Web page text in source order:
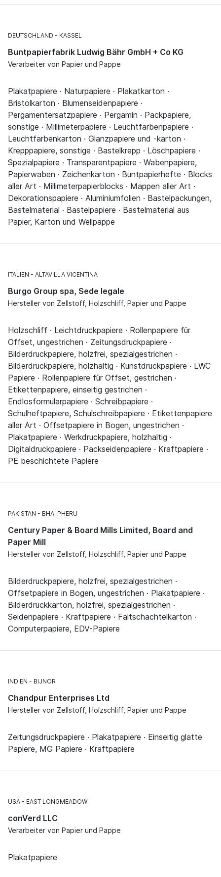
DEUTSCHLAND KASSEL
Buntpapierfabrik Ludwig Bähr GmbH + Co KG
Verarbeiter von Papier und Pappe
Plakatpapiere · Naturpapiere · Plakatkarton ·
Bristolkarton · Blumenseidenpapiere ·
Pergamentersatzpapiere · Pergamin · Packpapiere,
sonstige · Millimeterpapiere · Leuchtfarbenpapiere ·
Leuchtfarbenkarton · Glanzpapiere und -karton ·
Krepppapiere, sonstige · Bastelkrepp · Löschpapiere ·
Spezialpapiere · Transparentpapiere · Wabenpapiere,
Papierwaben · Zeichenkarton · Buntpapierhefte · Blocks
aller Art · Millimeterpapierblocks · Mappen aller Art ·
Dekorationspapiere · Aluminiumfolien · Bastelpackungen,
Bastelmaterial · Bastelpapiere · Bastelmaterial aus
Papier, Karton und Wellpappe
ITALIEN ALTAVILLA VICENTINA
Burgo Group spa, Sede legale
Hersteller von Zellstoff, Holzschliff, Papier und Pappe
Holzschliff · Leichtdruckpapiere · Rollenpapiere für
Offset, ungestrichen · Zeitungsdruckpapiere ·
Bilderdruckpapiere, holzfrei, spezialgestrichen ·
Bilderdruckpapiere, holzhaltig · Kunstdruckpapiere · LWC
Papiere · Rollenpapiere für Offset, gestrichen ·
Etikettenpapiere, einseitig gestrichen ·
Endlosformularpapiere · Schreibpapiere ·
Schulheftpapiere, Schulschreibpapiere · Etikettenpapiere
aller Art · Offsetpapiere in Bogen, ungestrichen ·
Plakatpapiere · Werkdruckpapiere, holzhaltig ·
Digitaldruckpapiere · Packseidenpapiere · Kraftpapiere ·
PE beschichtete Papiere
PAKISTAN BHAI PHERU
Century Paper & Board Mills Limited, Board and
Paper Mill
Hersteller von Zellstoff, Holzschliff, Papier und Pappe
Bilderdruckpapiere, holzfrei, spezialgestrichen ·
Offsetpapiere in Bogen, ungestrichen · Plakatpapiere ·
Bilderdruckkarton, holzfrei, spezialgestrichen ·
Seidenpapiere · Kraftpapiere · Faltschachtelkarton ·
Computerpapiere, EDV-Papiere
INDIEN BIJNOR
Chandpur Enterprises Ltd
Hersteller von Zellstoff, Holzschliff, Papier und Pappe
Zeitungsdruckpapiere · Plakatpapiere · Einseitig glatte
Papiere, MG Papiere · Kraftpapiere
USA EAST LONGMEADOW
conVerd LLC
Verarbeiter von Papier und Pappe
Plakatpapiere